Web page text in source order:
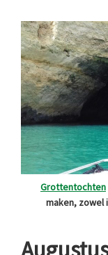
Grottentochten
maken, zowel